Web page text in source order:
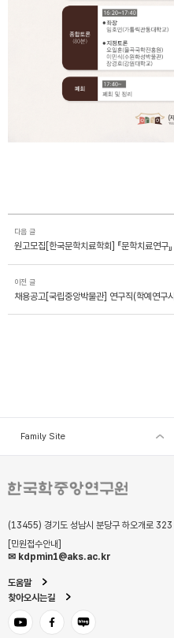
다음 글
원고모집[한국문학치료학회] 『문학치료연
이전 글
채용공고[국립중앙박물관] 연구직(학예연
Family Site
(13455) 경기도 성남시 분당구 하오개로 323
[민원접수안내]
✉ kdpmin1@aks.ac.kr
도움말
찾아오시는길
유튜브
페이스북 블로그